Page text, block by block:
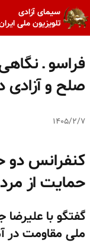
سیمای آزادی
تلویزیون ملی
فراسو ـ
صلح و آزادی
۱۴۰۵/۲/۷
کنفرانس دو
حمایت از
گفتگو با علیرضا
ملی مقاومت در